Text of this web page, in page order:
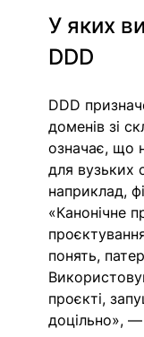
У яких
DDD
DDD
доменів зі
означає, що
для вузьких
наприклад,
«Канонічне
понять,
проєкті,
доцільно»,